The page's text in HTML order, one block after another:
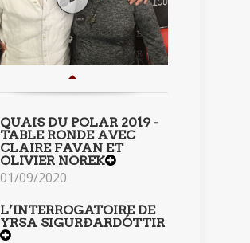
QUAIS DU POLAR 2019 -
TABLE RONDE AVEC
CLAIRE FAVAN ET
OLIVIER NOREK
01/09/2020
L’INTERROGATOIRE DE
YRSA SIGURÐARDÓTTIR